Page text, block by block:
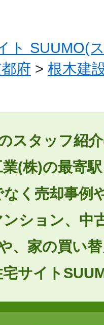
ト SUUMO(
府 > 根木建
スタッフ紹
(株)の最寄
く売却事例
ション、中
、家の買い
サイト